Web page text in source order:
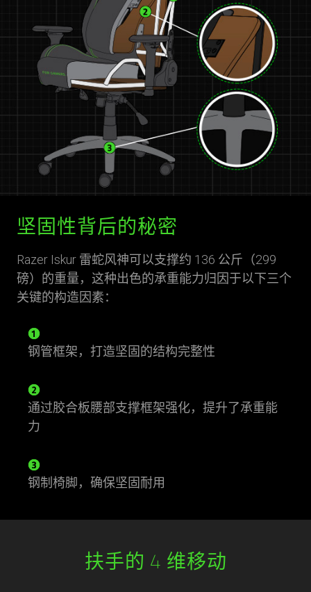
坚固性背后的秘密
Razer Iskur 雷蛇风神可以支撑约 136 公斤（299
磅）的重量，这种出色的承重能力归因于以下三个
关键的构造因素：
钢管框架，打造坚固的结构完整性
通过胶合板腰部支撑框架强化，提升了承重能
力
钢制椅脚，确保坚固耐用
扶手的 4 维移动